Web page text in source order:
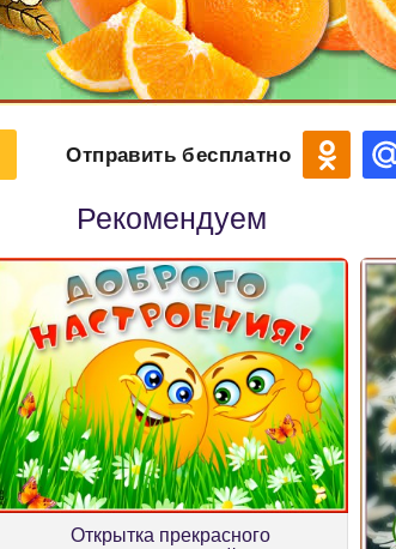
Отправить бесплатно
Рекомендуем
Открытка прекрасного